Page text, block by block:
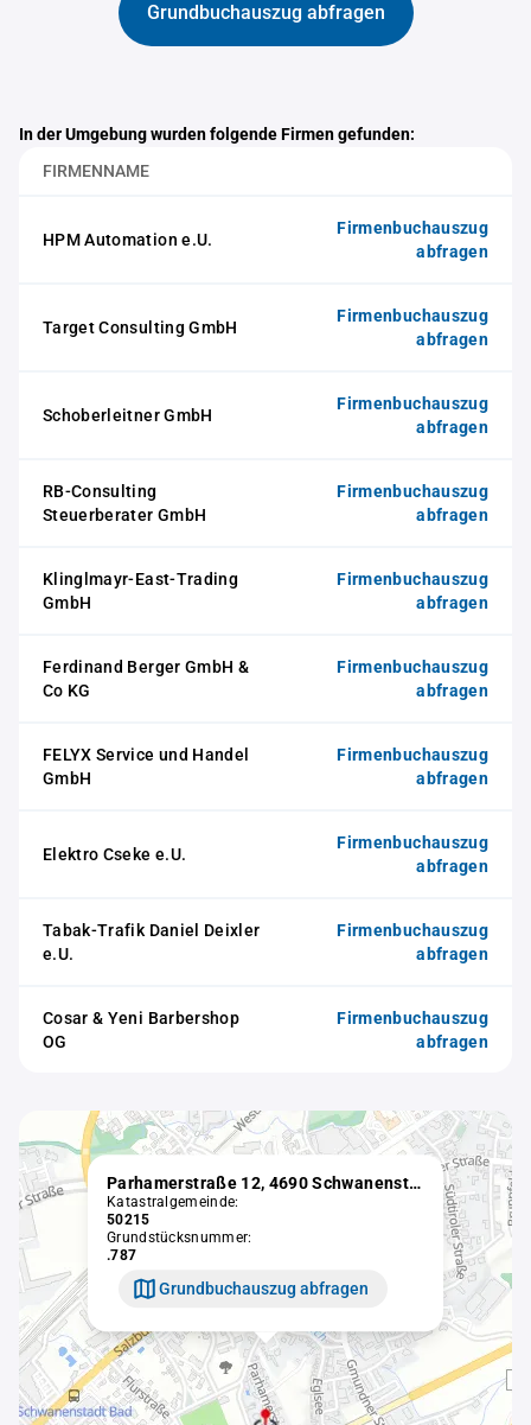
Grundbuchauszug abfragen
In der Umgebung wurden folgende Firmen gefunden:
FIRMENNAME
HPM Automation e.U.
Firmenbuchauszug
abfragen
Target Consulting GmbH
Firmenbuchauszug
abfragen
Schoberleitner GmbH
Firmenbuchauszug
abfragen
RB-Consulting
Steuerberater GmbH
Firmenbuchauszug
abfragen
Klinglmayr-East-Trading
GmbH
Firmenbuchauszug
abfragen
Ferdinand Berger GmbH &
Co KG
Firmenbuchauszug
abfragen
FELYX Service und Handel
GmbH
Firmenbuchauszug
abfragen
Elektro Cseke e.U.
Firmenbuchauszug
abfragen
Tabak-Trafik Daniel Deixler
e.U.
Firmenbuchauszug
abfragen
Cosar & Yeni Barbershop
OG
Firmenbuchauszug
abfragen
Parhamerstraße 12, 4690 Schwanenstadt
Katastralgemeinde:
50215
Grundstücksnummer:
.787
Grundbuchauszug abfragen